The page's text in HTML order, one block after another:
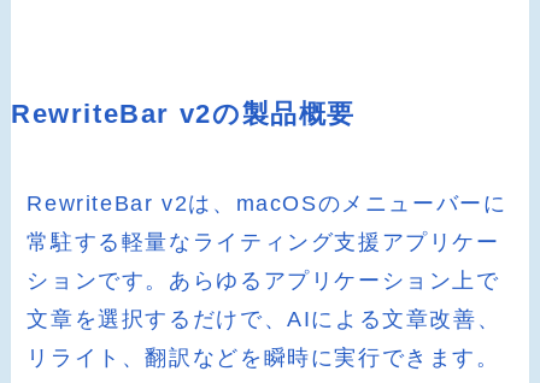
RewriteBar v2の製品概要
RewriteBar v2は、macOSのメニューバーに
常駐する軽量なライティング支援アプリケー
ションです。あらゆるアプリケーション上で
文章を選択するだけで、AIによる文章改善、
リライト、翻訳などを瞬時に実行できます。